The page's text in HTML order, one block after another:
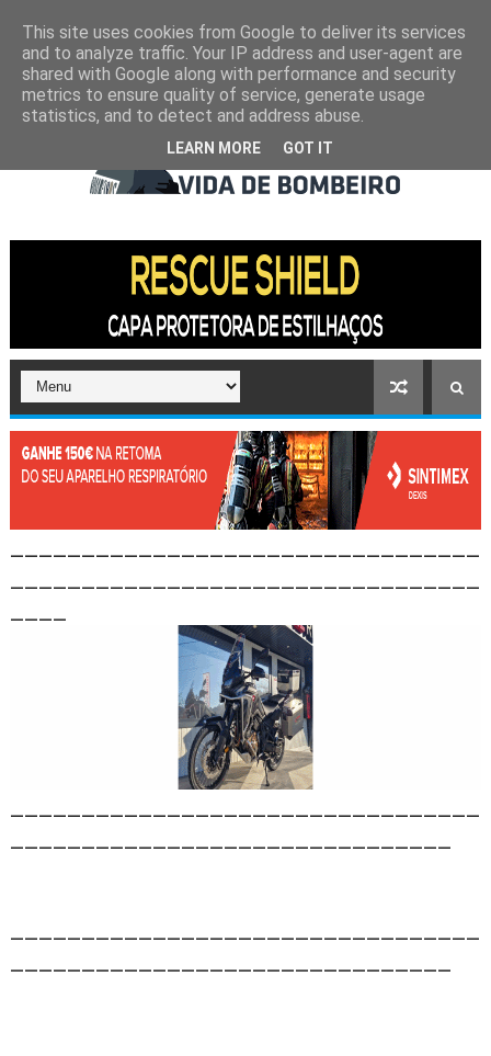
This site uses cookies from Google to deliver its services
and to analyze traffic. Your IP address and user-agent are
shared with Google along with performance and security
metrics to ensure quality of service, generate usage
statistics, and to detect and address abuse.
LEARN MORE GOT IT